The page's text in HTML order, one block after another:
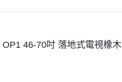
馳
魚忍者46-70吋 落地式電視橡木